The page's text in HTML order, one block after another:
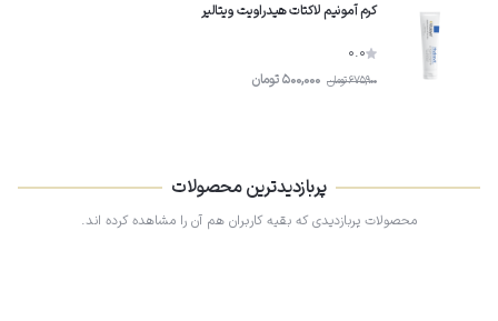
کرم آمونیم لاکتات هیدراویت ویتالیر
0.0
675,900تومان 500,000تومان
پربازدیدترین محصولات
محصولات پربازدیدی که بقیه کاربران هم آن را مشاهده کرده اند.